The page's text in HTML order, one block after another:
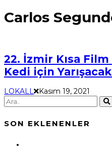
Carlos
22. İzmir Kısa
Kedi için
LOKALL Kasım 19, 2021
SON EKLENENLER